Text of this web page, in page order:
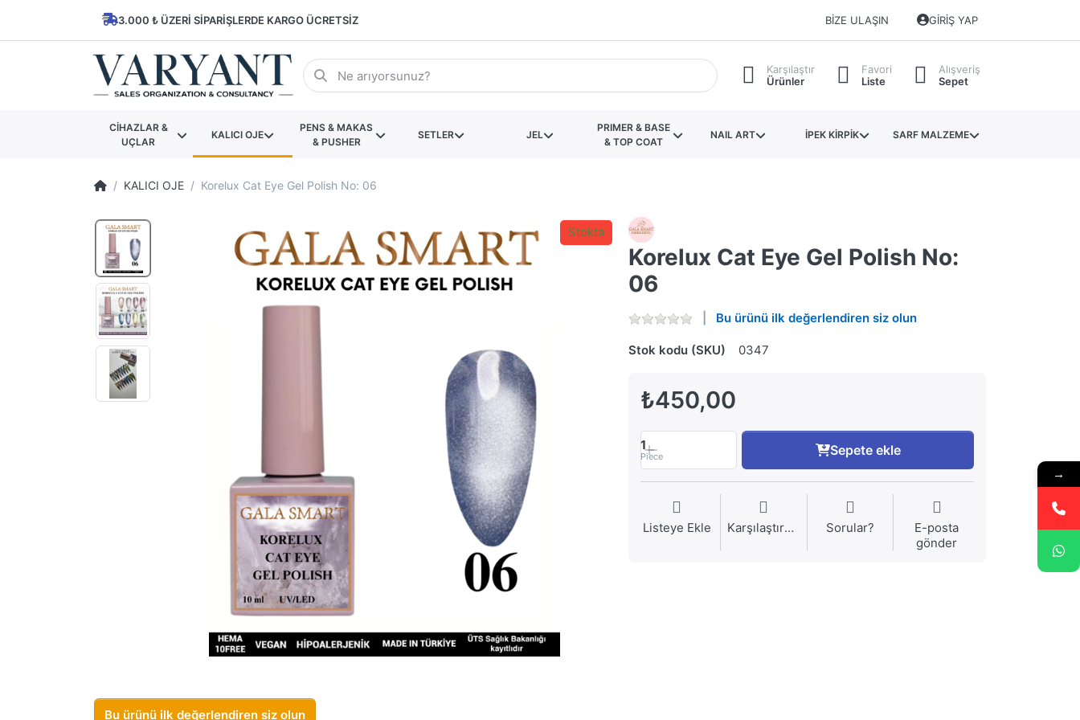
3.000 ₺ ÜZERI SIPARIŞLERDE KARGO ÜCRETSIZ BIZE ULAŞIN GIRIŞ YAP
Karşılaştır
Ürünler
Favori
Liste
Alışveriş
Sepet
CİHAZLAR &
UÇLAR
KALICI OJE
PENS & MAKAS
& PUSHER
SETLER JEL
PRIMER & BASE
& TOP COAT
NAIL ART İPEK KİRPİK SARF MALZEME
KALICI OJE Korelux Cat Eye Gel Polish No: 06
Korelux Cat Eye Gel Polish No:
06
Bu ürünü ilk değerlendiren siz olun
Stok kodu (SKU) 0347
₺450,00
Stokta
1
Piece Sepete ekle
Listeye Ekle Karşılaştırma Sorular?
E-posta
gönder
Bu ürünü ilk değerlendiren siz olun
→